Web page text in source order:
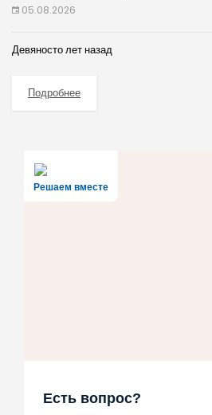
05.08.2026
Девяносто лет назад
Подробнее
Решаем вместе
Есть вопрос?